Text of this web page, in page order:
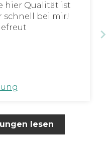
ist
schnell bei mir!
lesen